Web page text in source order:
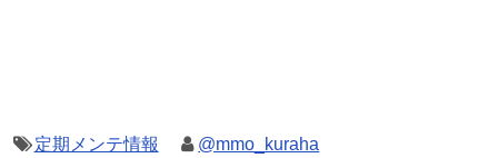
定期メンテ情報 @mmo_kuraha